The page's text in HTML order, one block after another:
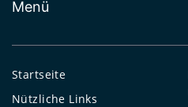
Menü
Startseite
Nützliche Links